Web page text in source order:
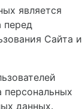
является
перед
Сайта
персональных
данных.